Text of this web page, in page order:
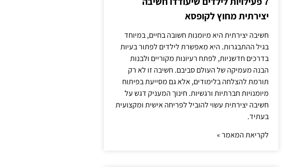
יצירתית מחוץ לקופסא
חשיבה יצירתית היא מיומנות חשובה בחיים, במיוחד
בגיל ההתבגרות. היא מאפשרת לילדים לפתור בעיות
בדרכים חדשניות, לפתח רעיונות מקוריים ולבנות
הבנה מעמיקה של העולם סביבם. חשיבה זו לא רק
תורמת להצלחה בלימודים, אלא גם מסייעת בפיתוח
מיומנויות חברתיות ורגשיות. חינוך המעניק דגש על
חשיבה יצירתית עשוי להוביל לפריחה אישית ומקצועית
בעתיד.
לקריאת המאמר »